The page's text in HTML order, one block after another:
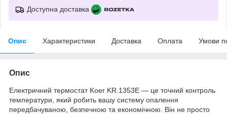
Доступна доставка
Опис Характеристики Доставка Оплата Умови
Опис
Електричний термостат Koer KR.1353E — це точний контроль
температури, який робить вашу систему опалення
передбачуваною, безпечною та економічною. Він не просто